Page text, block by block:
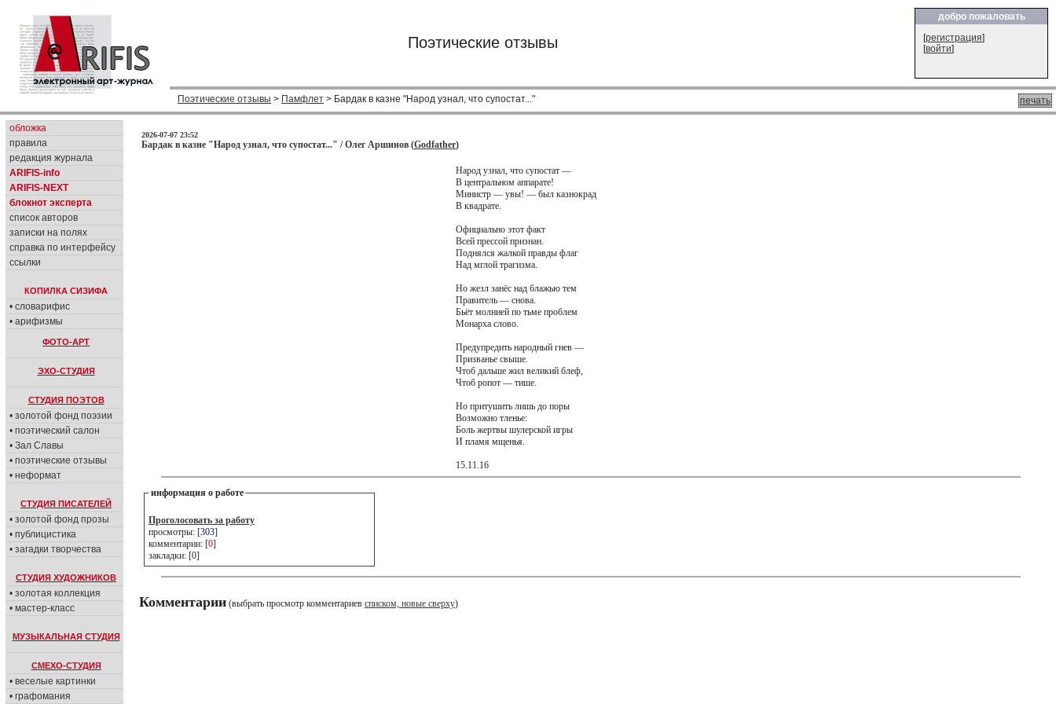
Поэтические отзывы
добро пожаловать
[регистрация]
[войти]
печать
Поэтические отзывы > Памфлет > Бардак в казне "Народ узнал, что супостат..."
обложка
правила
редакция журнала
ARIFIS-info
ARIFIS-NEXT
блокнот эксперта
список авторов
записки на полях
справка по интерфейсу
ссылки
КОПИЛКА СИЗИФА
• словарифис
• арифизмы
ФОТО-АРТ
ЭХО-СТУДИЯ
СТУДИЯ ПОЭТОВ
• золотой фонд поэзии
• поэтический салон
• Зал Славы
• поэтические отзывы
• неформат
СТУДИЯ ПИСАТЕЛЕЙ
• золотой фонд прозы
• публицистика
• загадки творчества
СТУДИЯ ХУДОЖНИКОВ
• золотая коллекция
• мастер-класс
МУЗЫКАЛЬНАЯ СТУДИЯ
СМЕХО-СТУДИЯ
• веселые картинки
• графомания
2026-07-07 23:52
Бардак в казне "Народ узнал, что супостат..." / Олег Аршинов (Godfather)
Народ узнал, что супостат —
В центральном аппарате!
Министр — увы! — был казнокрад
В квадрате.
Официально этот факт
Всей прессой признан.
Поднялся жалкой правды флаг
Над мглой трагизма.
Но жезл занёс над блажью тем
Правитель — снова.
Бьёт молнией по тьме проблем
Монарха слово.
Предупредить народный гнев —
Призванье свыше.
Чтоб дальше жил великий блеф,
Чтоб ропот — тише.
Но притушить лишь до поры
Возможно тленье:
Боль жертвы шулерской игры
И пламя мщенья.
15.11.16
информация о работе
Проголосовать за работу
просмотры: [303]
комментарии: [0]
закладки: [0]
Комментарии (выбрать просмотр комментариев списком, новые сверху)